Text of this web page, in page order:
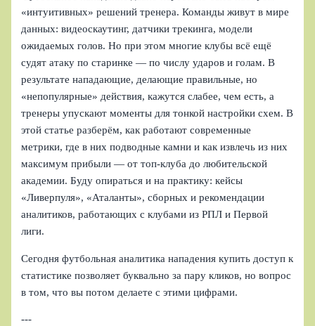
«интуитивных» решений тренера. Команды живут в мире
данных: видеоскаутинг, датчики трекинга, модели
ожидаемых голов. Но при этом многие клубы всё ещё
судят атаку по старинке — по числу ударов и голам. В
результате нападающие, делающие правильные, но
«непопулярные» действия, кажутся слабее, чем есть, а
тренеры упускают моменты для тонкой настройки схем. В
этой статье разберём, как работают современные
метрики, где в них подводные камни и как извлечь из них
максимум прибыли — от топ-клуба до любительской
академии. Буду опираться и на практику: кейсы
«Ливерпуля», «Аталанты», сборных и рекомендации
аналитиков, работающих с клубами из РПЛ и Первой
лиги.
Сегодня футбольная аналитика нападения купить доступ к
статистике позволяет буквально за пару кликов, но вопрос
в том, что вы потом делаете с этими цифрами.
---